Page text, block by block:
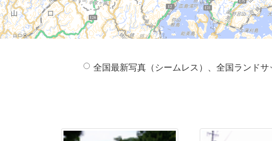
全国最新写真（シームレス）、全国ランド